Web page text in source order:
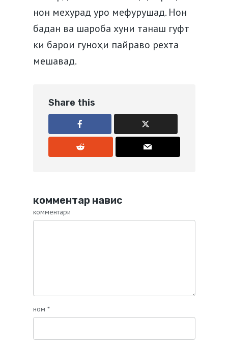
нон мехурад уро мефурушад. Нон
бадан ва шароба хуни танаш гуфт
ки барои гуноҳи пайраво рехта
мешавад.
Share this
комментар навис
комментари
ном *